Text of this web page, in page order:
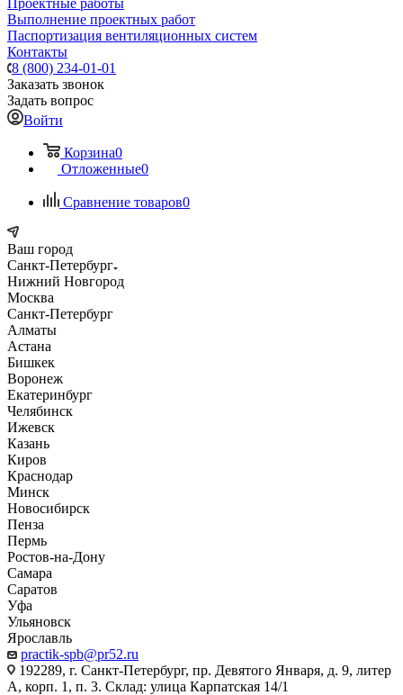
Проектные работы
Выполнение проектных работ
Паспортизация вентиляционных систем
Контакты
8 (800) 234-01-01
Заказать звонок
Задать вопрос
Войти
Корзина0
Отложенные0
Сравнение товаров0
Ваш город
Санкт-Петербург
Нижний Новгород
Москва
Санкт-Петербург
Алматы
Астана
Бишкек
Воронеж
Екатеринбург
Челябинск
Ижевск
Казань
Киров
Краснодар
Минск
Новосибирск
Пенза
Пермь
Ростов-на-Дону
Самара
Саратов
Уфа
Ульяновск
Ярославль
practik-spb@pr52.ru
192289, г. Санкт-Петербург, пр. Девятого Января, д. 9, литер
А, корп. 1, п. 3. Склад: улица Карпатская 14/1